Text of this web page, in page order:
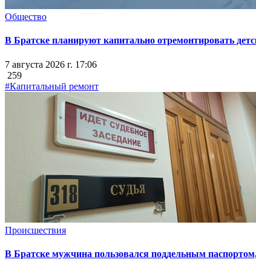
Общество
В Братске планируют капитально отремонтировать
7 августа 2026 г. 17:06
259
#Капитальный ремонт
Происшествия
В Братске мужчина пользовался поддельным